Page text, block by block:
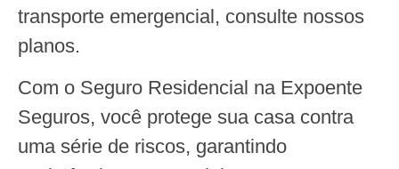
transporte emergencial, consulte nossos
planos.
Com o Seguro Residencial na Expoente
Seguros, você protege sua casa contra
uma série de riscos, garantindo